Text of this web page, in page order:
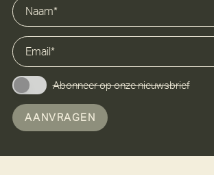
Abonneer op onze nieuwsbrief
AANVRAGEN